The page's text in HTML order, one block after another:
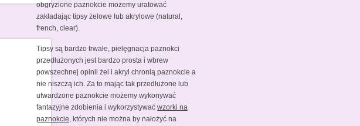
obgryzione paznokcie możemy uratować
zakładając tipsy żelowe lub akrylowe (natural,
french, clear).
Tipsy są bardzo trwałe, pielęgnacja paznokci
przedłużonych jest bardzo prosta i wbrew
powszechnej opinii żel i akryl chronią paznokcie a
nie niszczą ich. Za to mając tak przedłużone lub
utwardzone paznokcie możemy wykonywać
fantazyjne zdobienia i wykorzystywać wzorki na
paznokcie, których nie można by nałożyć na